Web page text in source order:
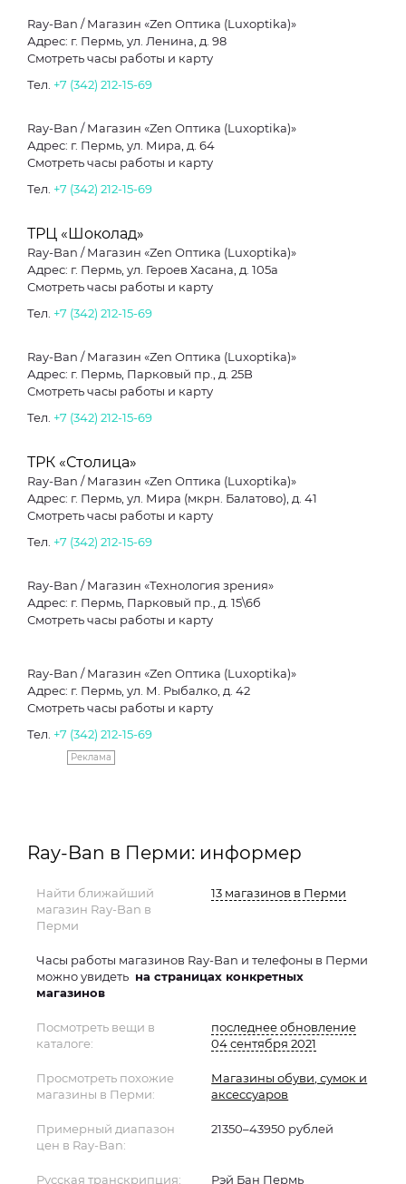
Ray-Ban / Магазин «Zen Оптика (Luxoptika)»
Адрес: г. Пермь, ул. Ленина, д. 98
Смотреть часы работы и карту
Тел. +7 (342) 212-15-69
Ray-Ban / Магазин «Zen Оптика (Luxoptika)»
Адрес: г. Пермь, ул. Мира, д. 64
Смотреть часы работы и карту
Тел. +7 (342) 212-15-69
ТРЦ «Шоколад»
Ray-Ban / Магазин «Zen Оптика (Luxoptika)»
Адрес: г. Пермь, ул. Героев Хасана, д. 105а
Смотреть часы работы и карту
Тел. +7 (342) 212-15-69
Ray-Ban / Магазин «Zen Оптика (Luxoptika)»
Адрес: г. Пермь, Парковый пр., д. 25B
Смотреть часы работы и карту
Тел. +7 (342) 212-15-69
ТРК «Столица»
Ray-Ban / Магазин «Zen Оптика (Luxoptika)»
Адрес: г. Пермь, ул. Мира (мкрн. Балатово), д. 41
Смотреть часы работы и карту
Тел. +7 (342) 212-15-69
Ray-Ban / Магазин «Технология зрения»
Адрес: г. Пермь, Парковый пр., д. 15\6б
Смотреть часы работы и карту
Ray-Ban / Магазин «Zen Оптика (Luxoptika)»
Адрес: г. Пермь, ул. М. Рыбалко, д. 42
Смотреть часы работы и карту
Тел. +7 (342) 212-15-69
Реклама
Ray-Ban в Перми: информер
Найти ближайший
магазин Ray-Ban в
Перми
13 магазинов в Перми
Часы работы магазинов Ray-Ban и телефоны в Перми
можно увидеть на страницах конкретных
магазинов
Посмотреть вещи в
каталоге:
последнее обновление
04 сентября 2021
Просмотреть похожие
магазины в Перми:
Магазины обуви, сумок и
аксессуаров
Примерный диапазон
цен в Ray-Ban:
21350–43950 рублей
Русская транскрипция: Рэй Бан Пермь